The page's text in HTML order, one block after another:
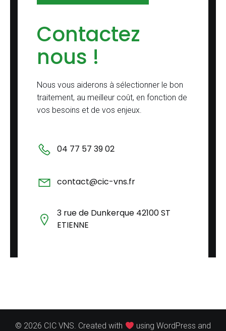
Contactez
nous !
Nous vous aiderons à sélectionner le bon
traitement, au meilleur coût, en fonction de
vos besoins et de vos enjeux.
04 77 57 39 02
contact@cic-vns.fr
3 rue de Dunkerque 42100 ST
ETIENNE
© 2026 CIC VNS. Created with using WordPress and